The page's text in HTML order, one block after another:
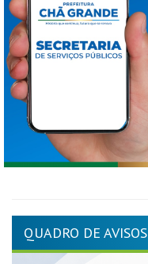
QUADRO DE AVISOS